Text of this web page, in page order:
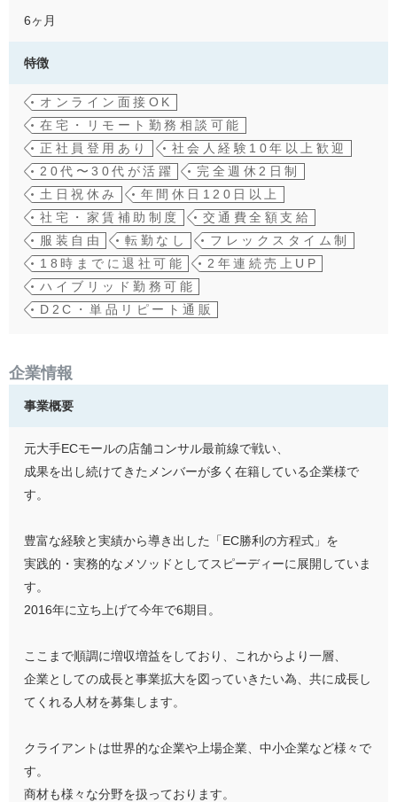
6ヶ月
特徴
オンライン面接OK
在宅・リモート勤務相談可能
正社員登用あり
社会人経験10年以上歓迎
20代〜30代が活躍
完全週休2日制
土日祝休み
年間休日120日以上
社宅・家賃補助制度
交通費全額支給
服装自由
転勤なし
フレックスタイム制
18時までに退社可能
2年連続売上UP
ハイブリッド勤務可能
D2C・単品リピート通販
企業情報
事業概要
元大手ECモールの店舗コンサル最前線で戦い、
成果を出し続けてきたメンバーが多く在籍している企業様で
す。
豊富な経験と実績から導き出した「EC勝利の方程式」を
実践的・実務的なメソッドとしてスピーディーに展開していま
す。
2016年に立ち上げて今年で6期目。
ここまで順調に増収増益をしており、これからより一層、
企業としての成長と事業拡大を図っていきたい為、共に成長し
てくれる人材を募集します。
クライアントは世界的な企業や上場企業、中小企業など様々で
す。
商材も様々な分野を扱っております。